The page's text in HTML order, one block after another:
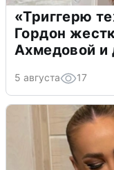
«Триггерю
Гордон
Ахмедовой и
5 августа 17